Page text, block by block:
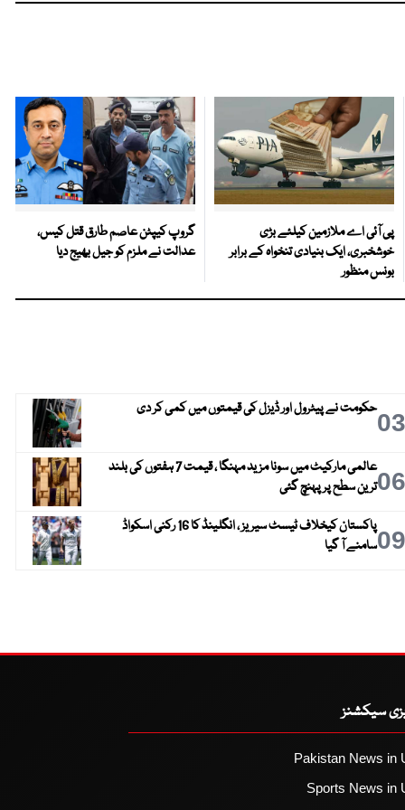
پی آئی اے ملازمین کیلئے بڑی
خوشخبری، ایک بنیادی تنخواہ کے برابر
بونس منظور
گروپ کیپٹن عاصم طارق قتل کیس،
عدالت نے ملزم کو جیل بھیج دیا
03حکومت نے پیٹرول اور ڈیزل کی قیمتوں میں کمی کر دی
06
عالمی مارکیٹ میں سونا مزید مہنگا ، قیمت 7 ہفتوں کی بلند
ترین سطح پر پہنچ گئی
09
پاکستان کیخلاف ٹیسٹ سیریز ، انگلینڈ کا 16 رکنی اسکواڈ
سامنے آ گیا
سیکشنز
Pakistan News in
Sports News in